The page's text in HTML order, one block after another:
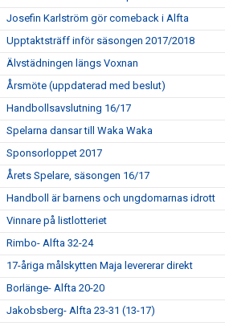
Josefin Karlström gör comeback i Alfta
Upptaktsträff inför säsongen 2017/2018
Älvstädningen längs Voxnan
Årsmöte (uppdaterad med beslut)
Handbollsavslutning 16/17
Spelarna dansar till Waka Waka
Sponsorloppet 2017
Årets Spelare, säsongen 16/17
Handboll är barnens och ungdomarnas idrott
Vinnare på listlotteriet
Rimbo- Alfta 32-24
17-åriga målskytten Maja levererar direkt
Borlänge- Alfta 20-20
Jakobsberg- Alfta 23-31 (13-17)